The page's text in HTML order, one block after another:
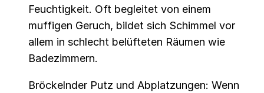
Feuchtigkeit. Oft begleitet von einem
muffigen Geruch, bildet sich Schimmel vor
allem in schlecht belüfteten Räumen wie
Badezimmern.
Bröckelnder Putz und Abplatzungen: Wenn